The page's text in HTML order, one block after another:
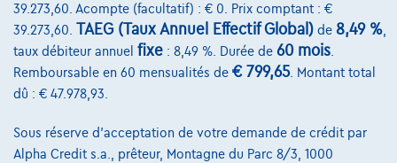
Seat Leon
39.273,60. Acompte (facultatif) : € 0. Prix comptant : €
39.273,60. TAEG (Taux Annuel Effectif Global) de 8,49 %
taux débiteur annuel fixe : 8,49 %. Durée de 60 mois
Remboursable en 60 mensualités de € 799,65. Montant total
dû : € 47.978,93.
Sous réserve d'acceptation de votre demande de crédit par
Alpha Credit s.a., prêteur, Montagne du Parc 8/3, 1000